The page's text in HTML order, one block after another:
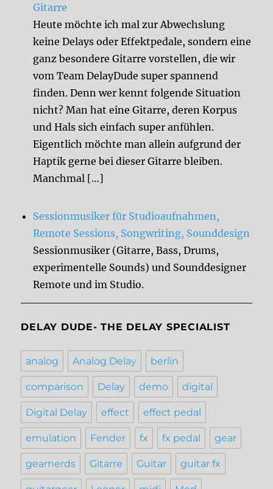
Gitarre
Heute möchte ich mal zur Abwechslung
keine Delays oder Effektpedale, sondern eine
ganz besondere Gitarre vorstellen, die wir
vom Team DelayDude super spannend
finden. Denn wer kennt folgende Situation
nicht? Man hat eine Gitarre, deren Korpus
und Hals sich einfach super anfühlen.
Eigentlich möchte man allein aufgrund der
Haptik gerne bei dieser Gitarre bleiben.
Manchmal […]
Sessionmusiker für Studioaufnahmen,
Remote Sessions, Songwriting, Sounddesign
Sessionmusiker (Gitarre, Bass, Drums,
experimentelle Sounds) und Sounddesigner
Remote und im Studio.
DELAY DUDE- THE DELAY SPECIALIST
analog Analog Delay berlin
comparison Delay demo digital
Digital Delay effect effect pedal
emulation Fender fx fx pedal gear
gearnerds Gitarre Guitar guitar fx